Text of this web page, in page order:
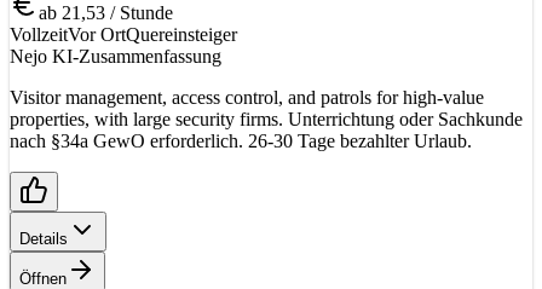
ab 21,53 / Stunde
VollzeitVor OrtQuereinsteiger
Nejo KI-Zusammenfassung
Visitor management, access control, and patrols for high-value
properties, with large security firms. Unterrichtung oder Sachkunde
nach §34a GewO erforderlich. 26-30 Tage bezahlter Urlaub.
Details
Öffnen